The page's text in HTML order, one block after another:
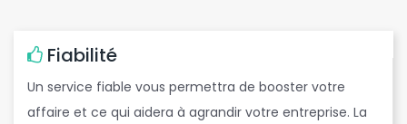
e
b
Fiabilité
Un service fiable vous permettra de booster votre
affaire et ce qui aidera à agrandir votre entreprise. La